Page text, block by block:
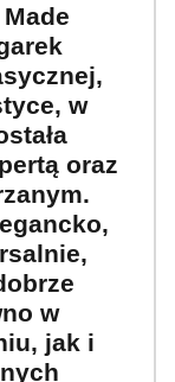
w
oraz
w
jak i